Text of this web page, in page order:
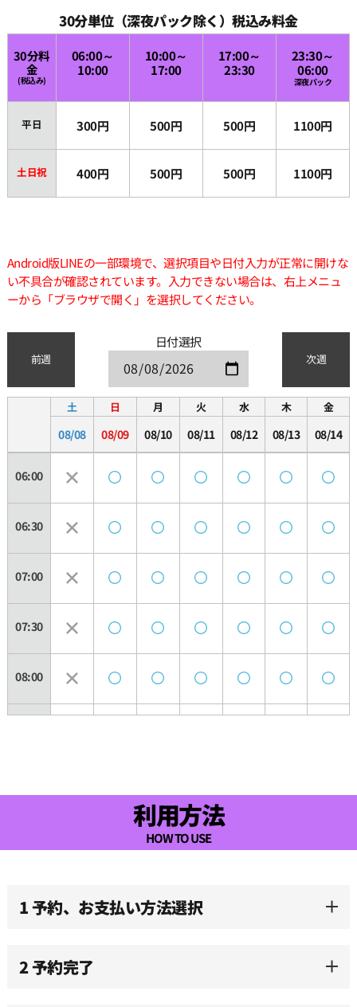
30分単位（深夜パック除く）税込み料金
30分料
金
(税込み)
06:00～
10:00
10:00～
17:00
17:00～
23:30
23:30～
06:00
深夜パック
平日 300円 500円 500円 1100円
土日祝 400円 500円 500円 1100円
Android版LINEの一部環境で、選択項目や日付入力が正常に開けな
い不具合が確認されています。入力できない場合は、右上メニュ
ーから「ブラウザで開く」を選択してください。
前週
日付選択
次週
土
08/08
日
08/09
月
08/10
火
08/11
水
08/12
木
08/13
金
08/14
06:00
06:30
07:00
07:30
08:00
11:00
利用方法
HOW TO USE
1 予約、お支払い方法選択
2 予約完了